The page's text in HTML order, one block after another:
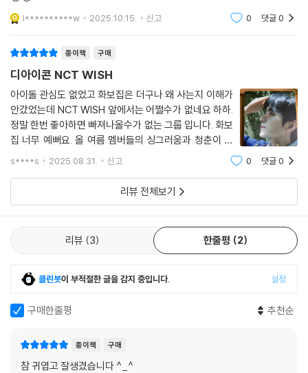
l**********w 2025.10.15. 신고 0 댓글0
종이책 구매
디아이콘 NCT WISH
아이돌 관심도 없었고 화보집은 더구나 왜 사는지 이해가
안갔었는데 NCT WISH 앞에서는 어쩔수가 없네요 하하.
정말 한번 좋아하면 빠져나올수가 없는 그룹 입니다. 화보
집 너무 예뻐요. 올 여름 멤버들의 싱그러움과 청춘이 듬
뿍 담겨 있어서 소장가치가 뛰어나다고 생각합니다. 위시
s****s 2025.08.31. 신고 0 댓글0
리뷰 전체보기
리뷰 3 한줄평 2
클린봇이 부적절한 글을 감지 중입니다. 설정
구매한줄평 추천순
종이책 구매
참 귀엽고 잘생겼습니다 ^_^